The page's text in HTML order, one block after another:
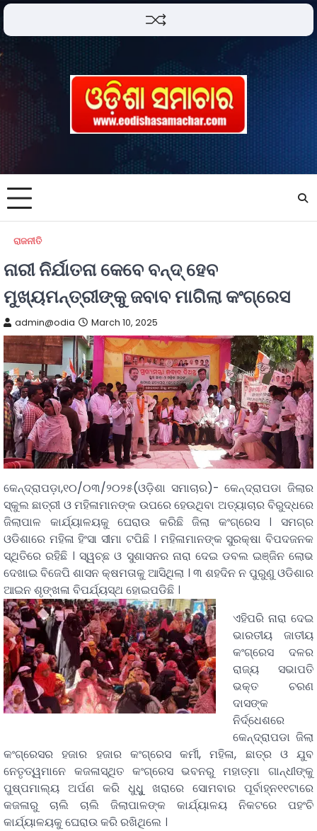
ରାଜନୀତି
ନାରୀ ନିର୍ଯାତନା କେବେ ବନ୍ଦ୍ ହେବ
ମୁଖ୍ୟମନ୍ତ୍ରୀଙ୍କୁ ଜବାବ ମାଗିଲା କଂଗ୍ରେସ
admin@odia March 10, 2025
କେନ୍ଦ୍ରାପଡ଼ା,୧୦/୦୩/୨୦୨୫(ଓଡ଼ିଶା ସମାଚାର)- କେନ୍ଦ୍ରାପଡା ଜିଲାର
ସ୍କୁଲ ଛାତ୍ରୀ ଓ ମହିଳାମାନଙ୍କ ଉପରେ ହେଉଥିବା ଅତ୍ୟାଚାର ବିରୁଦ୍ଧରେ
ଜିଲାପାଳ କାର୍ଯ୍ୟାଳୟକୁ ଘେରାଉ କରିଛି ଜିଲା କଂଗ୍ରେସ । ସମଗ୍ର
ଓଡିଶାରେ ମହିଳା ହିଂସା ସୀମା ଟପିଛି । ମହିଳାମାନଙ୍କ ସୁରକ୍ଷା ବିପଦଜନକ
ସ୍ଥିତିରେ ରହିଛି । ସ୍ୱଚ୍ଛ ଓ ସୁଶାସନର ନାରା ଦେଇ ଡବଲ ଇଞ୍ଜିନ ଲୋଭ
ଦେଖାଇ ବିଜେପି ଶାସନ କ୍ଷମତାକୁ ଆସିଥିଲା । ୩ ଶହଦିନ ନ ପୁରୁଣୁ ଓଡିଶାର
ଆଇନ ଶୃଙ୍ଖଳା ବିପର୍ଯ୍ୟସ୍ଥ ହୋଇପଡିଛି ।
ଏହିପରି ନାରା ଦେଇ
ଭାରତୀୟ ଜାତୀୟ
କଂଗ୍ରେସ ଦଳର
ରାଜ୍ୟ ସଭାପତି
ଭକ୍ତ ଚରଣ
ଦାସଙ୍କ
ନିର୍ଦ୍ଧେଶରେ
କେନ୍ଦ୍ରାପଡା ଜିଲା
କଂଗ୍ରେସର ହଜାର ହଜାର କଂଗ୍ରେସ କର୍ମୀ, ମହିଳା, ଛାତ୍ର ଓ ଯୁବ
ନେତୃତ୍ୱମାନେ କଜଳାସ୍ଥିତ କଂଗ୍ରେସ ଭବନରୁ ମହାତ୍ମା ଗାନ୍ଧୀଙ୍କୁ
ପୁଷ୍ପମାଲ୍ୟ ଅର୍ପଣ କରି ଧୁଧୁୁ ଖରାରେ ସୋମବାର ପୂର୍ବାହ୍ନ୧୧ଟାରେ
କଜଳାରୁ ଚାଲି ଚାଲି ଜିଲାପାଳଙ୍କ କାର୍ଯ୍ୟାଳୟ ନିକଟରେ ପହଂଚି
କାର୍ଯ୍ୟାଳୟକୁ ଘେରାଉ କରି ରଖିଥିଲେ ।